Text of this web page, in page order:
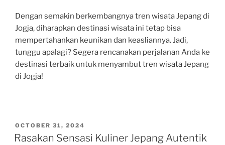
Dengan semakin berkembangnya tren wisata Jepang di
Jogja, diharapkan destinasi wisata ini tetap bisa
mempertahankan keunikan dan keasliannya. Jadi,
tunggu apalagi? Segera rencanakan perjalanan Anda ke
destinasi terbaik untuk menyambut tren wisata Jepang
di Jogja!
POSTED
ON
OCTOBER 31, 2024
Rasakan Sensasi Kuliner Jepang Autentik